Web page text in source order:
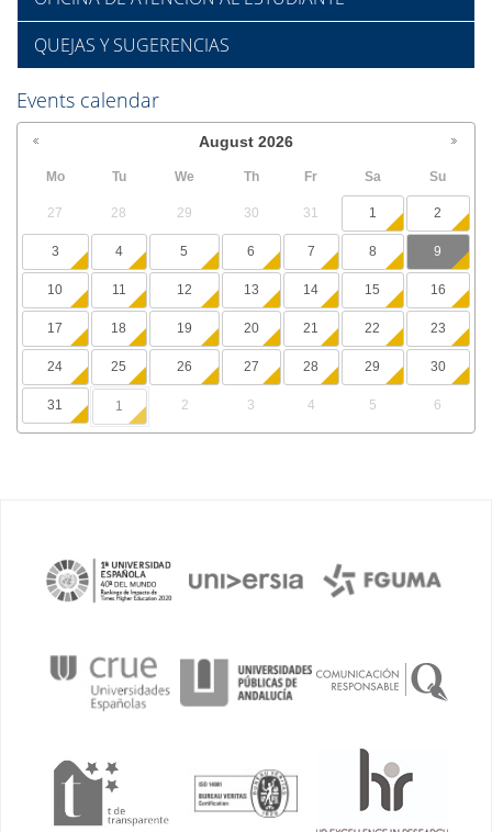
QUEJAS Y SUGERENCIAS
Events calendar
August 2026
Mo Tu We Th Fr Sa Su
27 28 29 30 31 1 2
3 4 5 6 7 8 9
10 11 12 13 14 15 16
17 18 19 20 21 22 23
24 25 26 27 28 29 30
31 1 2 3 4 5 6